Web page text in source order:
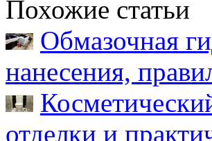
Похожие статьи
Обмазочная
нанесения,
отделки и